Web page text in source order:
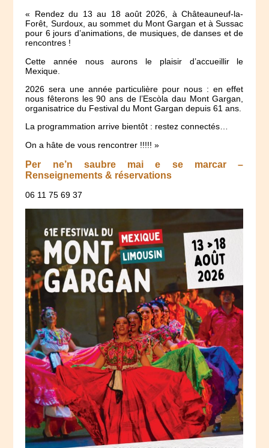
« Rendez du 13 au 18 août 2026, à Châteauneuf-la-
Forêt, Surdoux, au sommet du Mont Gargan et à Sussac
pour 6 jours d’animations, de musiques, de danses et de
rencontres !
Cette année nous aurons le plaisir d’accueillir le
Mexique.
2026 sera une année particulière pour nous : en effet
nous fêterons les 90 ans de l’Escòla dau Mont Gargan,
organisatrice du Festival du Mont Gargan depuis 61 ans.
La programmation arrive bientôt : restez connectés…
On a hâte de vous rencontrer !!!!! »
Per ne’n saubre mai e se marcar –
Renseignements & réservations
06 11 75 69 37